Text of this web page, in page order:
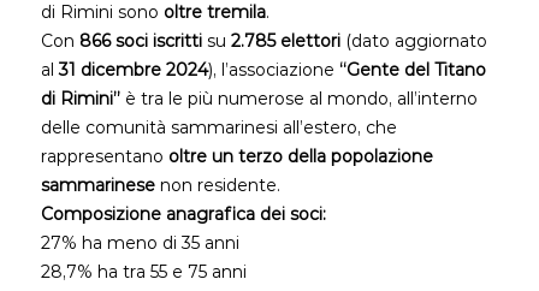
di Rimini sono oltre tremila.
Con 866 soci iscritti su 2.785 elettori (dato aggiornato
al31 dicembre 2024), l’associazione “Gente del Titano
di Rimini” è tra le più numerose al mondo, all’interno
delle comunità sammarinesi all’estero, che
rappresentano oltre un terzo della popolazione
sammarinese non residente.
Composizione anagrafica dei soci:
27% ha meno di 35 anni
28,7% ha tra 55 e 75 anni